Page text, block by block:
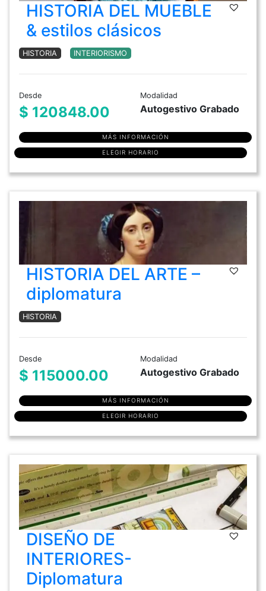
HISTORIA DEL MUEBLE
& estilos clásicos
HISTORIA INTERIORISMO
Desde
$ 120848.00
Modalidad
Autogestivo Grabado
MÁS INFORMACIÓN
ELEGIR HORARIO
HISTORIA DEL ARTE –
diplomatura
HISTORIA
Desde
$ 115000.00
Modalidad
Autogestivo Grabado
MÁS INFORMACIÓN
ELEGIR HORARIO
DISEÑO DE
INTERIORES-
Diplomatura